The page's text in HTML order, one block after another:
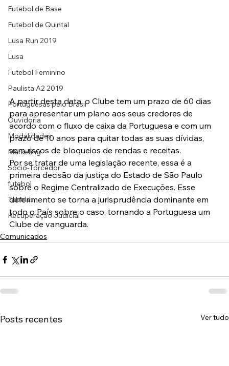
Futebol de Base
Futebol de Quintal
Lusa Run 2019
Lusa
Futebol Feminino
Paulista A2 2019
Portuguesas pelo Brasil
Ouvidoria
Modalidades
Marketing
Sócio-Torcedor
futebol
Tabelas
Recuperação Judicial
A partir desta data, o Clube tem um prazo de 60 dias
para apresentar um plano aos seus credores de
acordo com o fluxo de caixa da Portuguesa e com um
prazo de 10 anos para quitar todas as suas dívidas,
sem riscos de bloqueios de rendas e receitas.
Por se tratar de uma legislação recente, essa é a
primeira decisão da justiça do Estado de São Paulo
sobre o Regime Centralizado de Execuções. Esse
deferimento se torna a jurisprudência dominante em
todo o País sobre o caso, tornando a Portuguesa um
Clube de vanguarda.
Comunicados
Posts recentes Ver tudo